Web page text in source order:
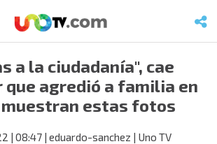
a la ciudadanía", cae
que agredió a familia en
muestran estas fotos
| 08:47 | eduardo-sanchez | Uno TV